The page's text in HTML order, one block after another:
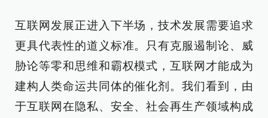
互联网发展正进入下半场，技术发展需要追求
更具代表性的道义标准。只有克服遏制论、威
胁论等零和思维和霸权模式，互联网才能成为
建构人类命运共同体的催化剂。我们看到，由
于互联网在隐私、安全、社会再生产领域构成